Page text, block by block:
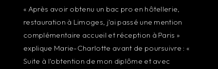
« Après avoir obtenu un bac pro en hôtellerie,
restauration à Limoges, j'ai passé une mention
complémentaire accueil et réception à Paris »
explique Marie-Charlotte avant de poursuivre : «
Suite à l'obtention de mon diplôme et avec